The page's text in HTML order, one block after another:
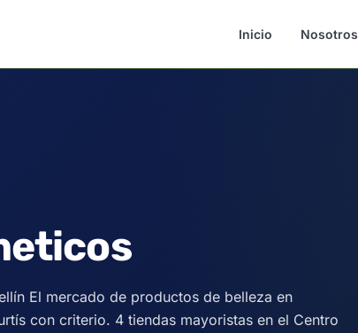
Inicio Nosotros
El mercado de productos de belleza en
con criterio. 4 tiendas mayoristas en el Centro